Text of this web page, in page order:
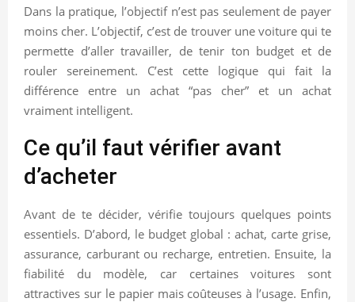
Dans la pratique, l’objectif n’est pas seulement de payer
moins cher. L’objectif, c’est de trouver une voiture qui te
permette d’aller travailler, de tenir ton budget et de
rouler sereinement. C’est cette logique qui fait la
différence entre un achat “pas cher” et un achat
vraiment intelligent.
Ce qu’il faut vérifier avant
d’acheter
Avant de te décider, vérifie toujours quelques points
essentiels. D’abord, le budget global : achat, carte grise,
assurance, carburant ou recharge, entretien. Ensuite, la
fiabilité du modèle, car certaines voitures sont
attractives sur le papier mais coûteuses à l’usage. Enfin,